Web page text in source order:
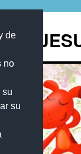
de
no
su
su
de